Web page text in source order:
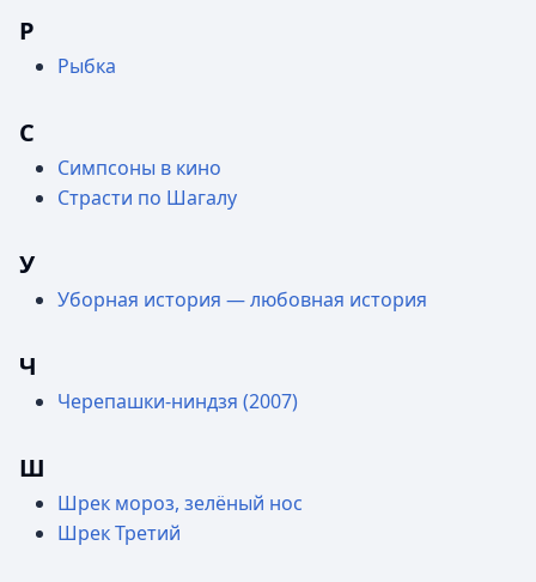
Р
Рыбка
С
Симпсоны в кино
Страсти по Шагалу
У
Уборная история — любовная история
Ч
Черепашки-ниндзя (2007)
Ш
Шрек мороз, зелёный нос
Шрек Третий